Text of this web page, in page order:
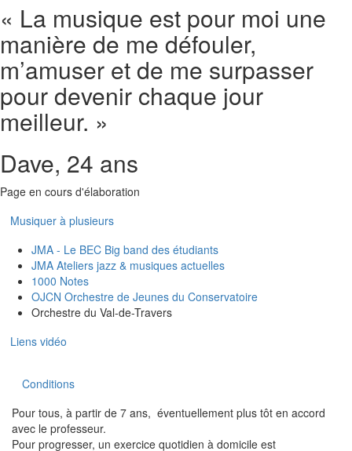
« La musique est pour moi une
manière de me défouler,
m’amuser et de me surpasser
pour devenir chaque jour
meilleur. »
Dave, 24 ans
Page en cours d'élaboration
Musiquer à plusieurs
JMA - Le BEC Big band des étudiants
JMA Ateliers jazz & musiques actuelles
1000 Notes
OJCN Orchestre de Jeunes du Conservatoire
Orchestre du Val-de-Travers
Liens vidéo
Conditions
Pour tous, à partir de 7 ans, éventuellement plus tôt en accord
avec le professeur.
Pour progresser, un exercice quotidien à domicile est